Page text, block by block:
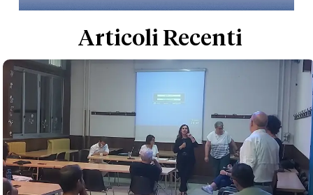
Articoli Recenti